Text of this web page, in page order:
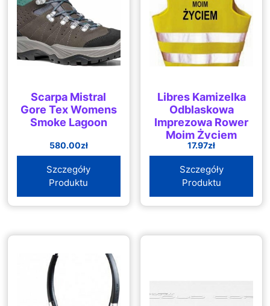
Scarpa Mistral
Gore Tex Womens
Smoke Lagoon
580.00zł
Szczegóły
Produktu
Libres Kamizelka
Odblaskowa
Imprezowa Rower
Moim Życiem
17.97zł
Szczegóły
Produktu